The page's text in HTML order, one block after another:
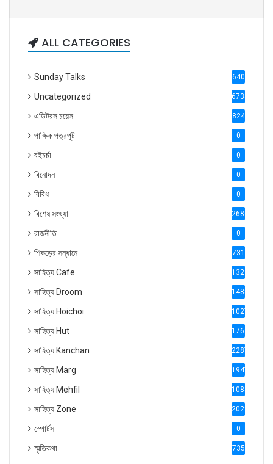
ALL CATEGORIES
Sunday Talks 640
Uncategorized 6738
এডিটরস চয়েস 824
পাক্ষিক পত্রপুট 0
বইচর্চা 0
বিনোদন 0
বিবিধ 0
বিশেষ সংখ্যা 2686
রাজনীতি 0
শিকড়ের সন্ধানে 731
সাহিত্য Cafe 1321
সাহিত্য Droom 1488
সাহিত্য Hoichoi 1027
সাহিত্য Hut 1769
সাহিত্য Kanchan 2287
সাহিত্য Marg 1947
সাহিত্য Mehfil 1088
সাহিত্য Zone 2028
স্পোর্টস 0
স্মৃতিকথা 735